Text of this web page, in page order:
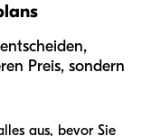
Preis, sondern
aus, bevor Sie